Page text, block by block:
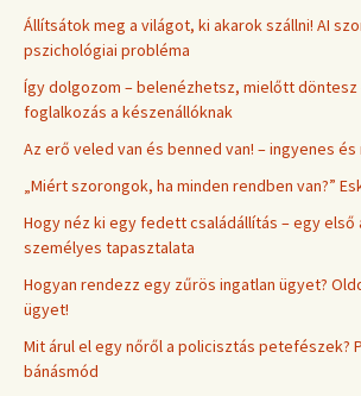
Állítsátok meg a világot, ki akarok szállni! AI
pszichológiai probléma
Így dolgozom – belenézhetsz, mielőtt döntesz
foglalkozás a készenállóknak
Az erő veled van és benned van! – ingyenes
„Miért szorongok, ha minden rendben van?”
Hogy néz ki egy fedett családállítás – egy
személyes tapasztalata
Hogyan rendezz egy zűrös ingatlan ügyet?
ügyet!
Mit árul el egy nőről a policisztás petefészek?
bánásmód